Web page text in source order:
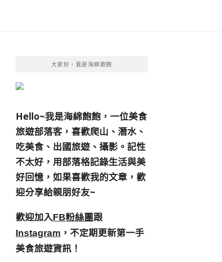
大家好，我是海綿飽飽
Hello~我是海綿飽飽，一位美食
旅遊部落客， 喜歡爬山、潛水、
吃美食、出國旅遊、攝影。 記性
不太好，用部落格記錄生活與美
好回憶， 如果喜歡我的文章，歡
迎分享給親朋好友~
歡迎加入FB粉絲團跟
Instagram ，不定期更新第一手
美食旅遊資訊！